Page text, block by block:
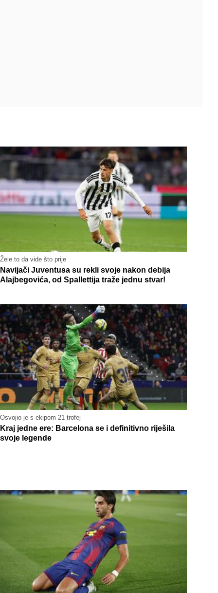
Žele to da vide što prije
Navijači Juventusa su rekli svoje nakon debija
Alajbegovića, od Spallettija traže jednu stvar!
Osvojio je s ekipom 21 trofej
Kraj jedne ere: Barcelona se i definitivno riješila
svoje legende